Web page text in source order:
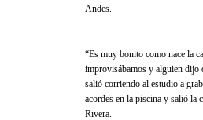
Andes.
“Es muy bonito como nace la
improvisábamos y alguien dijo
salió corriendo al estudio a
acordes en la piscina y salió
Rivera.